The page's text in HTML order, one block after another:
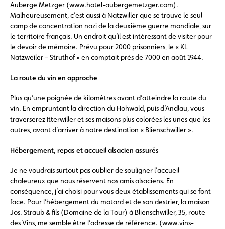
Auberge Metzger (www.hotel-aubergemetzger.com).
Malheureusement, c’est aussi à Natzwiller que se trouve le seul
camp de concentration nazi de la deuxième guerre mondiale, sur
le territoire français. Un endroit qu’il est intéressant de visiter pour
le devoir de mémoire. Prévu pour 2000 prisonniers, le « KL
Natzweiler – Struthof » en comptait près de 7000 en août 1944.
La route du vin en approche
Plus qu’une poignée de kilomètres avant d’atteindre la route du
vin. En empruntant la direction du Hohwald, puis d’Andlau, vous
traverserez Itterwiller et ses maisons plus colorées les unes que les
autres, avant d’arriver à notre destination « Blienschwiller ».
Hébergement, repas et accueil alsacien assurés
Je ne voudrais surtout pas oublier de souligner l’accueil
chaleureux que nous réservent nos amis alsaciens. En
conséquence, j’ai choisi pour vous deux établissements qui se font
face. Pour l’hébergement du motard et de son destrier, la maison
Jos. Straub & fils (Domaine de la Tour) à Blienschwiller, 35, route
des Vins, me semble être l’adresse de référence. (www.vins-